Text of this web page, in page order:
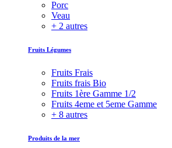
Porc
Veau
+ 2 autres
Fruits Légumes
Fruits Frais
Fruits frais Bio
Fruits 1ère Gamme 1/2
Fruits 4eme et 5eme Gamme
+ 8 autres
Produits de la mer